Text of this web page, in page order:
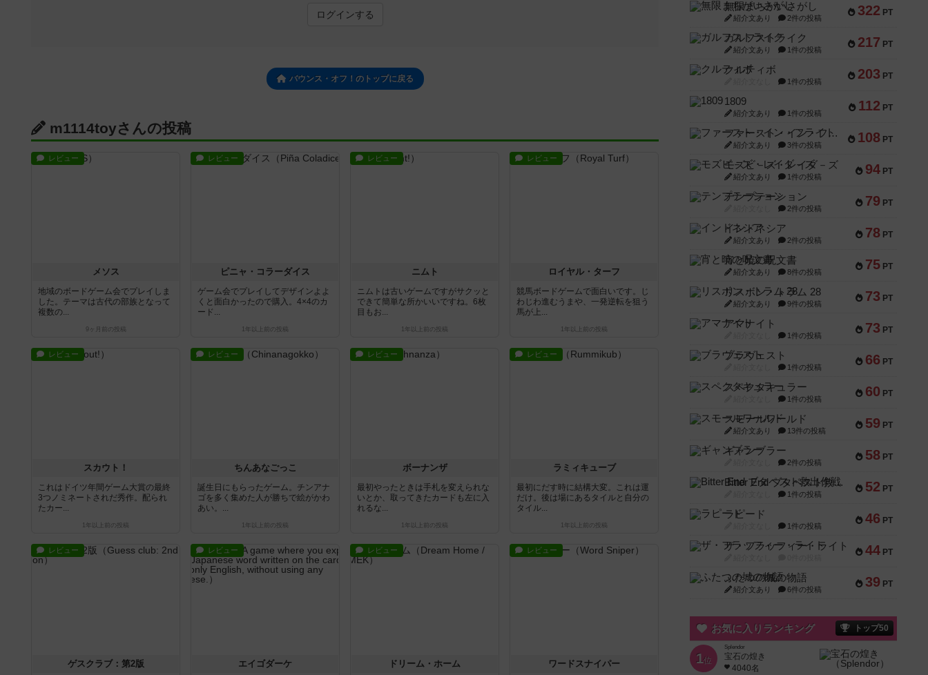
ログインする
バウンス・オフ！のトップに戻る
m1114toyさんの投稿
レビュー
メソス
地域のボードゲーム会でプレイしま
した。テーマは古代の部族となって
複数の...
9ヶ月前 の投稿
レビュー
ピニャ・コラーダイス
ゲーム会でプレイしてデザインよよ
くと面白かったので購入。4×4のカ
ード...
1年以上前 の投稿
レビュー
ニムト
ニムトは古いゲームですがサクッと
できて簡単な所かいいですね。6枚
目もお...
1年以上前 の投稿
レビュー
ロイヤル・ターフ
競馬ボードゲームで面白いです。じ
わじわ進むうまや、一発逆転を狙う
馬が上...
1年以上前 の投稿
レビュー
スカウト！
これはドイツ年間ゲーム大賞の最終
3つノミネートされだ秀作。配られ
たカー...
1年以上前 の投稿
レビュー
ちんあなごっこ
誕生日にもらったゲーム。チンアナ
ゴを多く集めた人が勝ちで絵がかわ
あい。...
1年以上前 の投稿
レビュー
ボーナンザ
最初やったときは手札を変えられな
いとか、取ってきたカードも左に入
れるな...
1年以上前 の投稿
レビュー
ラミィキューブ
最初にだす時に結構大変。これは運
だけ。後は場にあるタイルと自分の
タイル...
1年以上前 の投稿
レビュー
ゲスクラブ：第2版
レビュー
エイゴダーケ
レビュー
ドリーム・ホーム
レビュー
ワードスナイパー
322 PT
無限まちがいさがし
紹介文あり 2件の投稿
217 PT
ガルフストライク
紹介文あり 1件の投稿
203 PT
クルティボ
1件の投稿
112 PT
1809
紹介文あり 1件の投稿
108 PT
ファースト・イン・フライト
紹介文あり 3件の投稿
94 PT
モズビ－ズ・レイダ－ズ
紹介文あり 1件の投稿
79 PT
テンプテーション
2件の投稿
78 PT
インドネシア
紹介文あり 2件の投稿
75 PT
宵と暁の呪文書
紹介文あり 8件の投稿
73 PT
リスボン・トラム 28
紹介文あり 9件の投稿
73 PT
アマナイト
1件の投稿
66 PT
ブラヴェスト
1件の投稿
60 PT
スペクタキュラー
1件の投稿
59 PT
スモールワールド
紹介文あり 13件の投稿
58 PT
ギャンブラー
2件の投稿
52 PT
Bitter End ブタペスト救出作戦
1件の投稿
46 PT
ラピード
1件の投稿
44 PT
ザ・フラッフィー・ライト
39 PT
ふたつの城の物語
紹介文あり 6件の投稿
お気に入りランキング トップ50
1位
Splendor
宝石の煌き
4040名